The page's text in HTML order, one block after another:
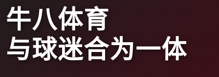
牛八体育
与球迷合为一体